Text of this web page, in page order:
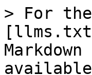
> For